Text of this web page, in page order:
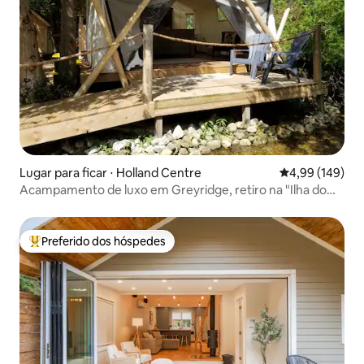
Lugar para ficar ⋅ Holland Centre 4,99 de uma
4,99 (149)
Acampamento de luxo em Greyridge, retiro na "Ilha do
Entre os melhores preferidos dos hóspedes
Preferido dos hóspedes